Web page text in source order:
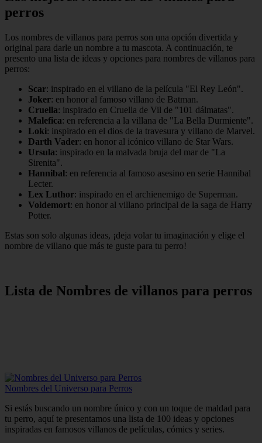
perros
Los nombres de villanos para perros son una opción divertida y
original para darle un nombre a tu mascota. A continuación, te
presento una lista de ideas y opciones para nombres de villanos para
perros:
Scar: inspirado en el villano de la película "El Rey León".
Joker: en honor al famoso villano de Batman.
Cruella: inspirado en Cruella de Vil de "101 dálmatas".
Malefica: en referencia a la villana de "La Bella Durmiente".
Loki: inspirado en el dios de la travesura y villano de Marvel.
Darth Vader: en honor al icónico villano de Star Wars.
Ursula: inspirado en la malvada bruja del mar de "La
Sirenita".
Hannibal: en referencia al famoso asesino en serie Hannibal
Lecter.
Lex Luthor: inspirado en el archienemigo de Superman.
Voldemort: en honor al villano principal de la saga de Harry
Potter.
Estas son solo algunas ideas, ¡deja volar tu imaginación y elige el
nombre de villano que más te guste para tu perro!
Lista de Nombres de villanos para perros
Nombres del Universo para Perros
Si estás buscando un nombre único y con un toque de maldad para
tu perro, aquí te presentamos una lista de 100 ideas y opciones
inspiradas en famosos villanos de películas, cómics y series.